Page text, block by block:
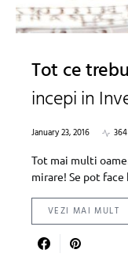
Tot ce
incepi in
January 23, 2016
Tot mai multi
mirare! Se pot
VEZI MAI MULT